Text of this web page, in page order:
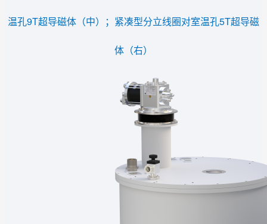
温孔9T超导磁体（中）； 紧凑型分立线圈对室温孔5T超导磁
体（右）